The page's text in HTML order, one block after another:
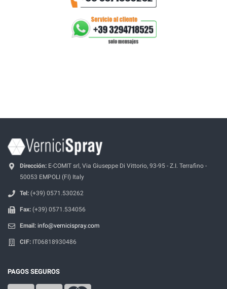
Dirección: E-COMIT srl, Via Giuseppe Di Vittorio, 93-95 - Z.I. Terrafino -
50053 EMPOLI (FI) Italy
Tel: (+39) 0571.530262
Fax: (+39) 0571.534056
Email: info@vernicispray.com
CIF: IT06818930486
PAGOS SEGUROS